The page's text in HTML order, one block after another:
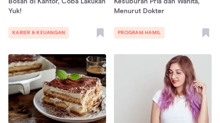
Bosan di Kantor, Coba Lakukan
Yuk!
KARIER & KEUANGAN
Kesuburan Pria dan Wanita,
Menurut Dokter
PROGRAM HAMIL